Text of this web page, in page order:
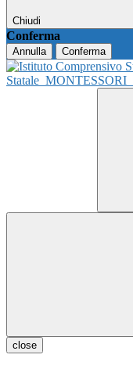
Chiudi
Conferma
Annulla Conferma
Statale MONTESSORI
close